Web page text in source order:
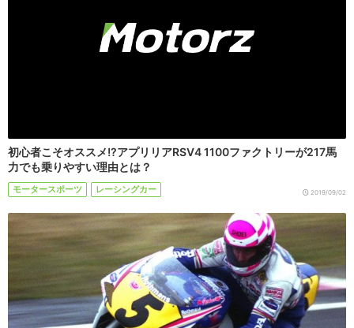
初心者こそオススメ!?アプリリアRSV4 1100ファクトリーが217馬
力でも乗りやすい理由とは？
モータースポーツ レーシングカー 2019/09/02